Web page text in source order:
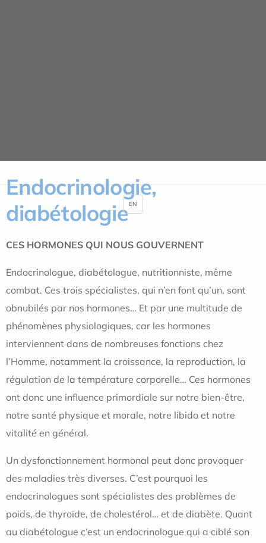
Endocrinologie,
diabétologie
CES HORMONES QUI NOUS GOUVERNENT
Endocrinologue, diabétologue, nutritionniste, même
combat. Ces trois spécialistes, qui n’en font qu’un, sont
obnubilés par nos hormones… Et par une multitude de
phénomènes physiologiques, car les hormones
interviennent dans de nombreuses fonctions chez
l’Homme, notamment la croissance, la reproduction, la
régulation de la température corporelle… Ces hormones
ont donc une influence primordiale sur notre bien-être,
notre santé physique et morale, notre libido et notre
vitalité en général.
Un dysfonctionnement hormonal peut donc provoquer
des maladies très diverses. C’est pourquoi les
endocrinologues sont spécialistes des problèmes de
poids, de thyroïde, de cholestérol… et de diabète. Quant
au diabétologue c’est un endocrinologue qui a ciblé son
EN